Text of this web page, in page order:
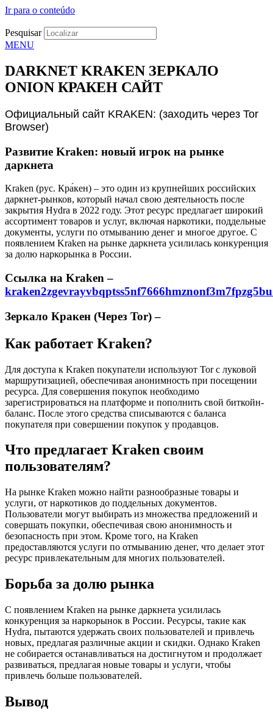
Ir para o conteúdo
Pesquisar
MENU
DARKNET KRAKEN ЗЕРКАЛО
ONION КРАКЕН САЙТ
Официальный сайт KRAKEN: (заходить через Tor
Browser)
Развитие Kraken: новый игрок на рынке
даркнета
Kraken (рус. Кра́кен) – это один из крупнейших российских
даркнет-рынков, который начал свою деятельность после
закрытия Hydra в 2022 году. Этот ресурс предлагает широкий
ассортимент товаров и услуг, включая наркотики, поддельные
документы, услуги по отмыванию денег и многое другое. С
появлением Kraken на рынке даркнета усилилась конкуренция
за долю наркорынка в России.
Cсылка на Kraken –
Зеркало Кракен (Через Tor) –
Как работает Kraken?
Для доступа к Kraken покупатели используют Tor с луковой
маршрутизацией, обеспечивая анонимность при посещении
ресурса. Для совершения покупок необходимо
зарегистрироваться на платформе и пополнить свой биткойн-
баланс. После этого средства списываются с баланса
покупателя при совершении покупок у продавцов.
Что предлагает Kraken своим
пользователям?
На рынке Kraken можно найти разнообразные товары и
услуги, от наркотиков до поддельных документов.
Пользователи могут выбирать из множества предложений и
совершать покупки, обеспечивая свою анонимность и
безопасность при этом. Кроме того, на Kraken
предоставляются услуги по отмыванию денег, что делает этот
ресурс привлекательным для многих пользователей.
Борьба за долю рынка
С появлением Kraken на рынке даркнета усилилась
конкуренция за наркорынок в России. Ресурсы, такие как
Hydra, пытаются удержать своих пользователей и привлечь
новых, предлагая различные акции и скидки. Однако Kraken
не собирается останавливаться на достигнутом и продолжает
развиваться, предлагая новые товары и услуги, чтобы
привлечь больше пользователей.
Вывод